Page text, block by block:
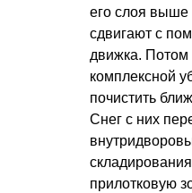
его слоя выше
сдвигают с
движка. Потом
комплексной
почистить
Снег с них
прилотковую